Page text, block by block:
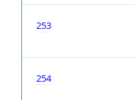
253
254